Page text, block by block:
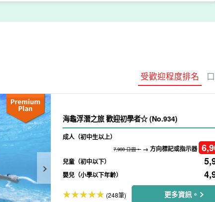
受歡迎程度排名
海龜浮潛之旅 歡迎初學者☆ (No.934)
成人（初中生以上）
7,900 日圓。→ 方向標記或指示器
兒童（初中以下）
嬰兒（小學以下年齡）
(248筆) 更多資訊。